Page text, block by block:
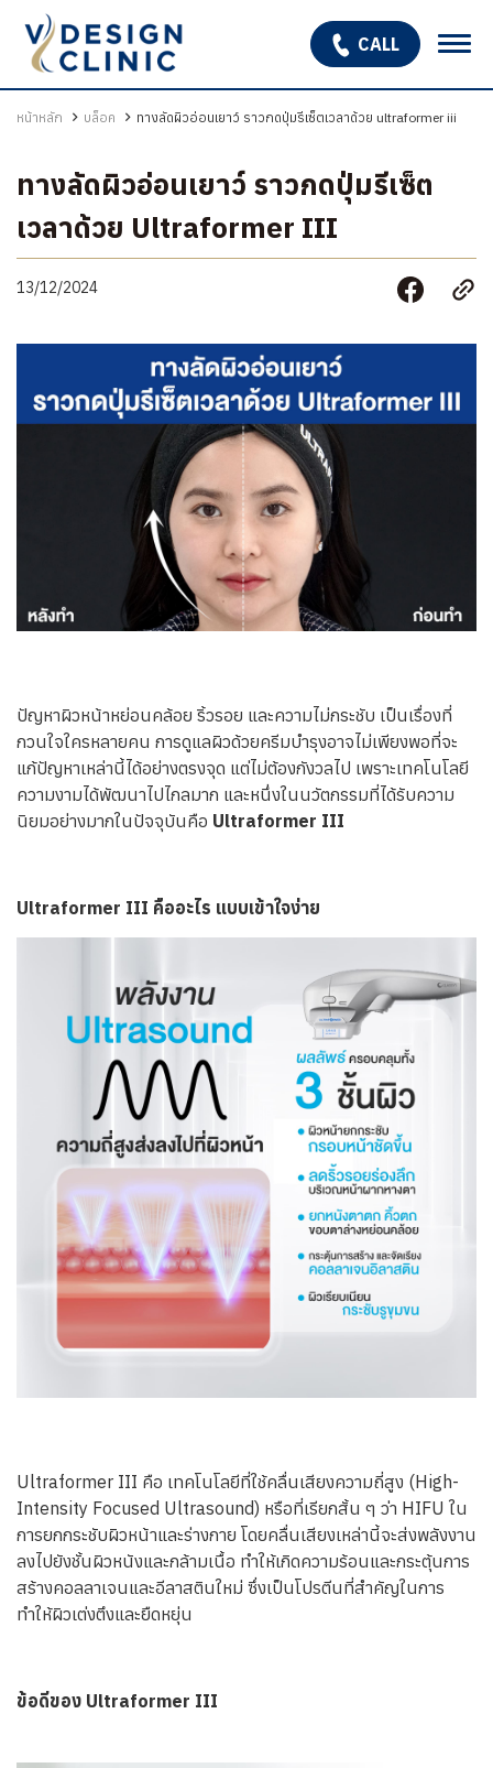
เกี่ยวกับเรา
OPEN SUBMENU
โปรแกรมรักษาหลุมสิว
รักษาผมร่วง ผมบาง
รีวิว
CALL
หน้าหลัก บล็อค ทางลัดผิวอ่อนเยาว์ ราวกดปุ่มรีเซ็ตเวลาด้วย ultraformer iii
ทางลัดผิวอ่อนเยาว์ ราวกดปุ่มรีเซ็ต
เวลาด้วย Ultraformer III
13/12/2024
ปัญหาผิวหน้าหย่อนคล้อย ริ้วรอย และความไม่กระชับ เป็นเรื่องที่
กวนใจใครหลายคน การดูแลผิวด้วยครีมบำรุงอาจไม่เพียงพอที่จะ
แก้ปัญหาเหล่านี้ได้อย่างตรงจุด แต่ไม่ต้องกังวลไป เพราะเทคโนโลยี
ความงามได้พัฒนาไปไกลมาก และหนึ่งในนวัตกรรมที่ได้รับความ
นิยมอย่างมากในปัจจุบันคือ Ultraformer III
Ultraformer III คืออะไร แบบเข้าใจง่าย
Ultraformer III คือ เทคโนโลยีที่ใช้คลื่นเสียงความถี่สูง (High-
Intensity Focused Ultrasound) หรือที่เรียกสั้น ๆ ว่า HIFU ใน
การยกกระชับผิวหน้าและร่างกาย โดยคลื่นเสียงเหล่านี้จะส่งพลังงาน
ลงไปยังชั้นผิวหนังและกล้ามเนื้อ ทำให้เกิดความร้อนและกระตุ้นการ
สร้างคอลลาเจนและอีลาสตินใหม่ ซึ่งเป็นโปรตีนที่สำคัญในการ
ทำให้ผิวเต่งตึงและยืดหยุ่น
ข้อดีของ Ultraformer III